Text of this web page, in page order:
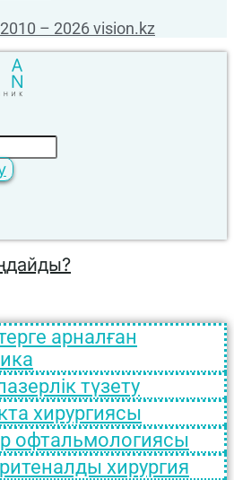
– 2026 vision.kz
арналған
түзету
хирургиясы
офтальмологиясы
хирургия